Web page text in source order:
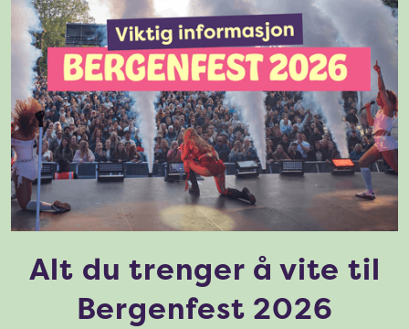
Alt du trenger å vite til
Bergenfest 2026